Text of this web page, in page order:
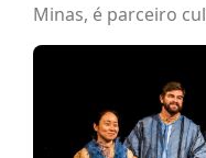
Minas, é parceiro